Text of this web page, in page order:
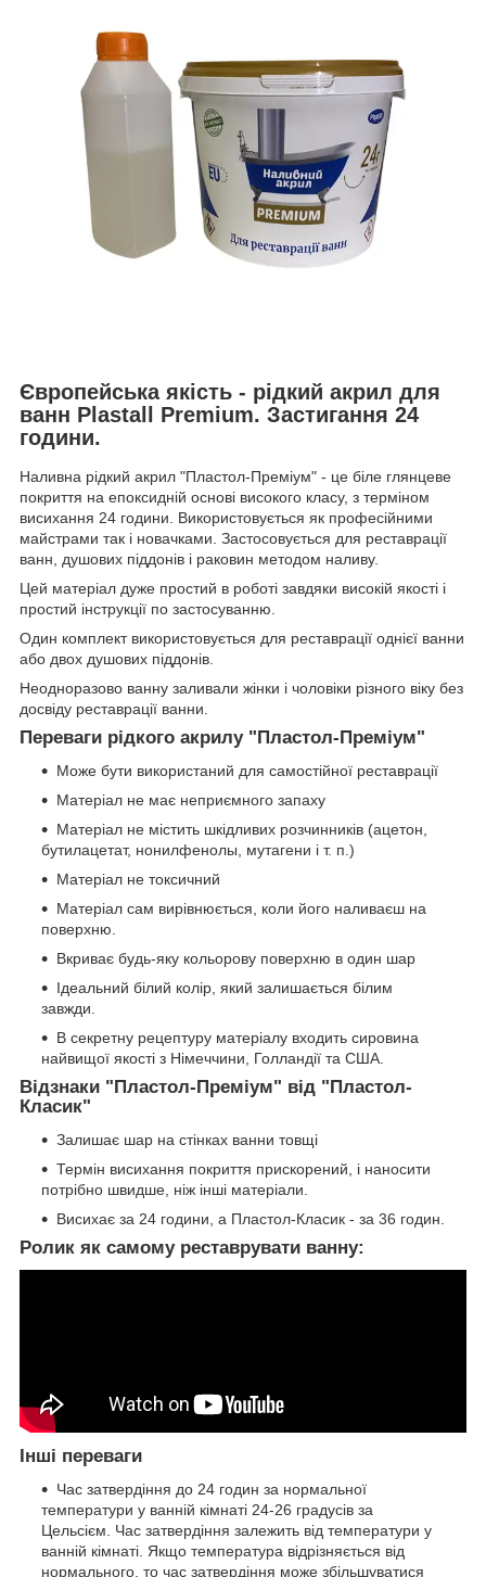
Європейська якість - рідкий акрил для
ванн Plastall Premium. Застигання 24
години.
Наливна рідкий акрил "Пластол-Преміум" - це біле глянцеве
покриття на епоксидній основі високого класу, з терміном
висихання 24 години. Використовується як професійними
майстрами так і новачками. Застосовується для реставрації
ванн, душових піддонів і раковин методом наливу.
Цей матеріал дуже простий в роботі завдяки високій якості і
простий інструкції по застосуванню.
Один комплект використовується для реставрації однієї ванни
або двох душових піддонів.
Неодноразово ванну заливали жінки і чоловіки різного віку без
досвіду реставрації ванни.
Переваги рідкого акрилу "Пластол-Преміум"
Може бути використаний для самостійної реставрації
Матеріал не має неприємного запаху
Матеріал не містить шкідливих розчинників (ацетон,
бутилацетат, нонилфенолы, мутагени і т. п.)
Матеріал не токсичний
Матеріал сам вирівнюється, коли його наливаєш на
поверхню.
Вкриває будь-яку кольорову поверхню в один шар
Ідеальний білий колір, який залишається білим
завжди.
В секретну рецептуру матеріалу входить сировина
найвищої якості з Німеччини, Голландії та США.
Відзнаки "Пластол-Преміум" від "Пластол-
Класик"
Залишає шар на стінках ванни товщі
Термін висихання покриття прискорений, і наносити
потрібно швидше, ніж інші матеріали.
Висихає за 24 години, а Пластол-Класик - за 36 годин.
Ролик як самому реставрувати ванну:
Інші переваги
Час затвердіння до 24 годин за нормальної
температури у ванній кімнаті 24-26 градусів за
Цельсієм. Час затвердіння залежить від температури у
ванній кімнаті. Якщо температура відрізняється від
нормального, то час затвердіння може збільшуватися